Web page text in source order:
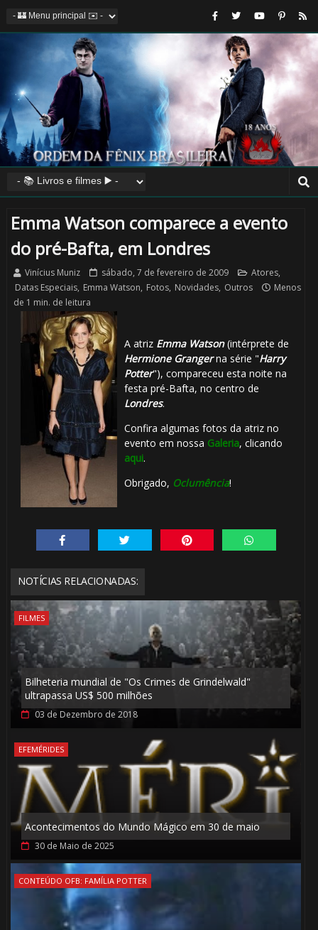
Emma Watson comparece a evento
do pré-Bafta, em Londres
Vinícius Muniz sábado, 7 de fevereiro de 2009 Atores,
Datas Especiais, Emma Watson, Fotos, Novidades, Outros
Menos
de 1 min. de leitura
A atriz Emma Watson(intérprete de
Hermione Grangerna série "Harry
Potter"), compareceu esta noite na
festa pré-Bafta, no centro de
Londres.
Confira algumas fotos da atriz no
evento em nossa Galeria, clicando
aqui.
Obrigado, Oclumência!
NOTÍCIAS RELACIONADAS:
FILMES
Bilheteria mundial de "Os Crimes de Grindelwald"
ultrapassa US$ 500 milhões
03 de Dezembro de 2018
EFEMÉRIDES
Acontecimentos do Mundo Mágico em 30 de maio
30 de Maio de 2025
CONTEÚDO OFB: FAMÍLIA POTTER
1️⃣ 8️⃣